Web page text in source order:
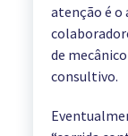
atenção é o
de
consultivo.